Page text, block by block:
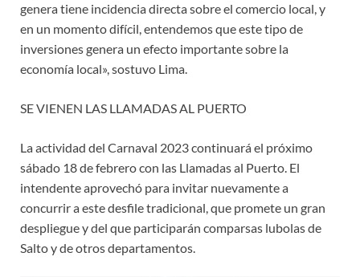
genera tiene incidencia directa sobre el comercio local, y
en un momento difícil, entendemos que este tipo de
inversiones genera un efecto importante sobre la
economía local», sostuvo Lima.
SE VIENEN LAS LLAMADAS AL PUERTO
La actividad del Carnaval 2023 continuará el próximo
sábado 18 de febrero con las Llamadas al Puerto. El
intendente aprovechó para invitar nuevamente a
concurrir a este desfile tradicional, que promete un gran
despliegue y del que participarán comparsas lubolas de
Salto y de otros departamentos.